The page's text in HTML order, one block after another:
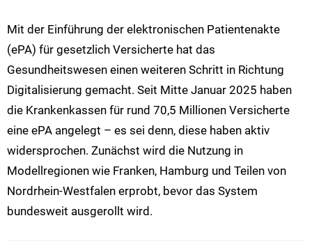
Mit der Einführung der elektronischen Patientenakte
(ePA) für gesetzlich Versicherte hat das
Gesundheitswesen einen weiteren Schritt in Richtung
Digitalisierung gemacht. Seit Mitte Januar 2025 haben
die Krankenkassen für rund 70,5 Millionen Versicherte
eine ePA angelegt – es sei denn, diese haben aktiv
widersprochen. Zunächst wird die Nutzung in
Modellregionen wie Franken, Hamburg und Teilen von
Nordrhein-Westfalen erprobt, bevor das System
bundesweit ausgerollt wird.